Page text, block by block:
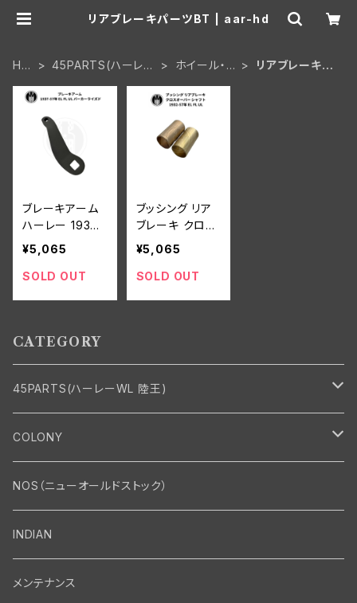
リアブレーキパーツBT | aar-hd
HO
45PARTS(ハーレー
ホイール・ブ
リアブレーキパ
ブレーキアーム
ハーレー 1937-
57年 EL FL UL
パーカーライズ
ド
¥5,065
SOLD OUT
ブッシング リア
ブレーキ クロス
オーバー シャフ
ト ハーレーダビ
ッドソン 1932-5
¥5,065
SOLD OUT
CATEGORY
45PARTS(ハーレーWL 陸王)
エンジン
エンジン・シリンダーヘッド
バルブ・タペット関係
マフラー・インテーク・キャブレター
マフラー関係
インテーク・キャブレター関係
エレクトリカル
ジェネレーター関係
駆動系
COLONY
Bolt・Nut
Nut
Screw
Front End・Rear End
Wheel-Brake
Motor
NOS（ニューオールドストック）
INDIAN
メンテナンス